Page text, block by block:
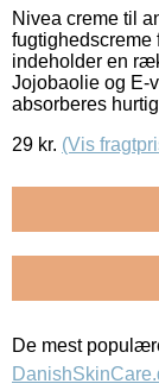
Nivea creme til
fugtighedscreme
indeholder en
Jojobaolie og E-
absorberes
29 kr. (Vis
De mest